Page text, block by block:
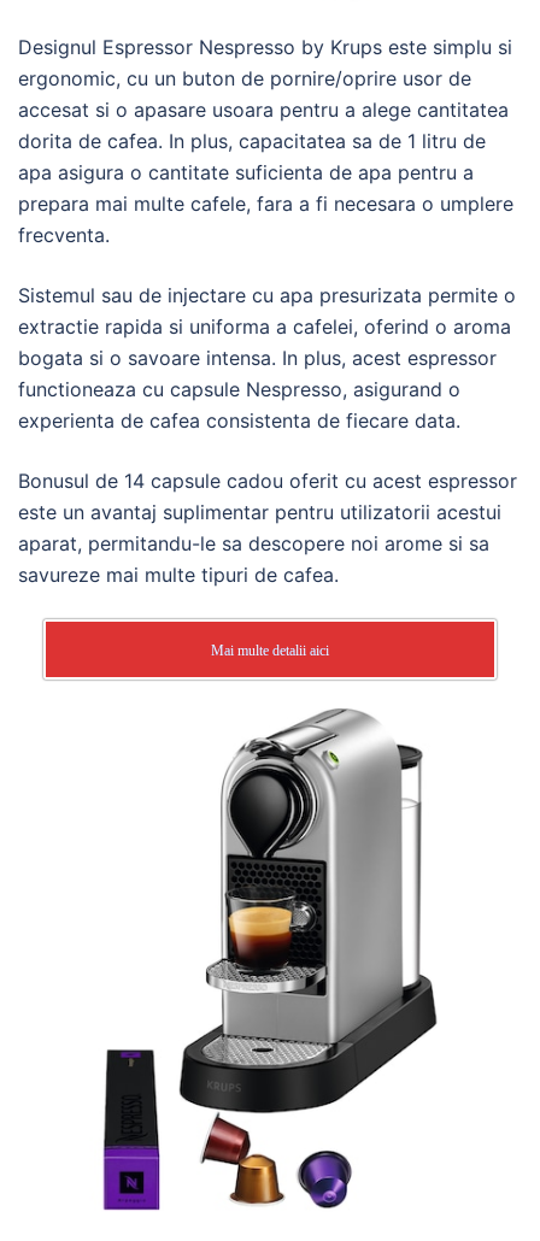
Designul Espressor Nespresso by Krups este simplu si
ergonomic, cu un buton de pornire/oprire usor de
accesat si o apasare usoara pentru a alege cantitatea
dorita de cafea. In plus, capacitatea sa de 1 litru de
apa asigura o cantitate suficienta de apa pentru a
prepara mai multe cafele, fara a fi necesara o umplere
frecventa.
Sistemul sau de injectare cu apa presurizata permite o
extractie rapida si uniforma a cafelei, oferind o aroma
bogata si o savoare intensa. In plus, acest espressor
functioneaza cu capsule Nespresso, asigurand o
experienta de cafea consistenta de fiecare data.
Bonusul de 14 capsule cadou oferit cu acest espressor
este un avantaj suplimentar pentru utilizatorii acestui
aparat, permitandu-le sa descopere noi arome si sa
savureze mai multe tipuri de cafea.
Mai multe detalii aici